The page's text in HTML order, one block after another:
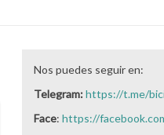
Nos puedes seguir en:
Telegram:https://t.me/
Face: https://